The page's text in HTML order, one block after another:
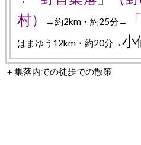
村）
→約2km・約25分→
はまゆう12km・約20分→小
＋集落内での徒歩での散策